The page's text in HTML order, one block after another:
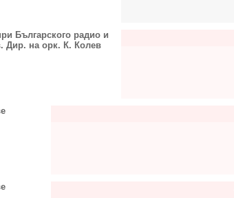
Българского радио и
Дир. на орк. К. Колев